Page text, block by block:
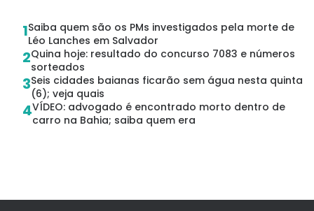
1Saiba quem são os PMs investigados pela morte de
Léo Lanches em Salvador
2Quina hoje: resultado do concurso 7083 e números
sorteados
3Seis cidades baianas ficarão sem água nesta quinta
(6); veja quais
4VÍDEO: advogado é encontrado morto dentro de
carro na Bahia; saiba quem era